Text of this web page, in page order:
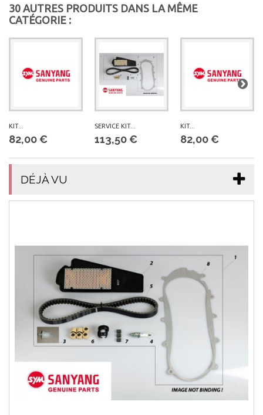
30 AUTRES PRODUITS DANS LA MÊME
CATÉGORIE :
KIT...
82,00 €
SERVICE KIT...
113,50 €
KIT...
82,00 €
DÉJÀ VU